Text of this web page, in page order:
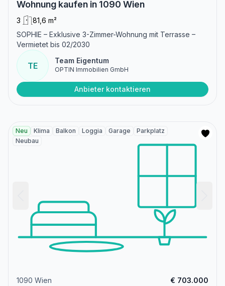
Wohnung kaufen in 1090 Wien
3
81,6 m²
SOPHIE – Exklusive 3-Zimmer-Wohnung mit Terrasse –
Vermietet bis 02/2030
TE
Team Eigentum
OPTIN Immobilien GmbH
Anbieter kontaktieren
Neu Klima Balkon Loggia Garage
Parkplatz
Neubau
1090 Wien € 703.000